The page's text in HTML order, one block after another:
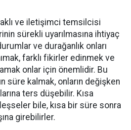
ve iletişimci temsilcisi
sürekli uyarılmasına ihtiyaç
ve durağanlık onları
farklı fikirler edinmek ve
onlar için önemlidir. Bu
süre kalmak, onların değişken
ters düşebilir. Kısa
bile, kısa bir süre sonra
girebilirler.